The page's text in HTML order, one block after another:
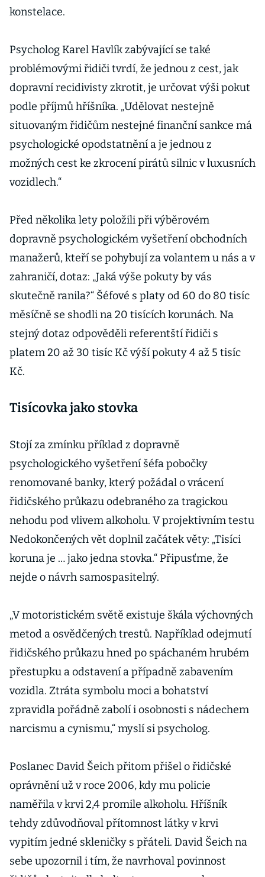
konstelace.
Psycholog Karel Havlík zabývající se také
problémovými řidiči tvrdí, že jednou z cest, jak
dopravní recidivisty zkrotit, je určovat výši pokut
podle příjmů hříšníka. „Udělovat nestejně
situovaným řidičům nestejné finanční sankce má
psychologické opodstatnění a je jednou z
možných cest ke zkrocení pirátů silnic v luxusních
vozidlech.“
Před několika lety položili při výběrovém
dopravně psychologickém vyšetření obchodních
manažerů, kteří se pohybují za volantem u nás a v
zahraničí, dotaz: „Jaká výše pokuty by vás
skutečně ranila?“ Šéfové s platy od 60 do 80 tisíc
měsíčně se shodli na 20 tisících korunách. Na
stejný dotaz odpověděli referentští řidiči s
platem 20 až 30 tisíc Kč výší pokuty 4 až 5 tisíc
Kč.
Tisícovka jako stovka
Stojí za zmínku příklad z dopravně
psychologického vyšetření šéfa pobočky
renomované banky, který požádal o vrácení
řidičského průkazu odebraného za tragickou
nehodu pod vlivem alkoholu. V projektivním testu
Nedokončených vět doplnil začátek věty: „Tisíci
koruna je … jako jedna stovka.“ Připusťme, že
nejde o návrh samospasitelný.
„V motoristickém světě existuje škála výchovných
metod a osvědčených trestů. Například odejmutí
řidičského průkazu hned po spáchaném hrubém
přestupku a odstavení a případně zabavením
vozidla. Ztráta symbolu moci a bohatství
zpravidla pořádně zabolí i osobnosti s nádechem
narcismu a cynismu,“ myslí si psycholog.
Poslanec David Šeich přitom přišel o řidičské
oprávnění už v roce 2006, kdy mu policie
naměřila v krvi 2,4 promile alkoholu. Hříšník
tehdy zdůvodňoval přítomnost látky v krvi
vypitím jedné skleničky s přáteli. David Šeich na
sebe upozornil i tím, že navrhoval povinnost